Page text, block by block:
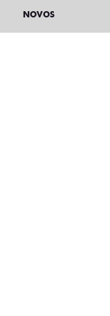
NOVOS